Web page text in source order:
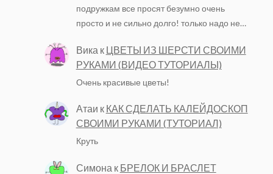
подружкам все просят безумно очень
просто и не сильно долго! только надо не…
Вика к ЦВЕТЫ ИЗ ШЕРСТИ СВОИМИ
РУКАМИ (ВИДЕО ТУТОРИАЛЫ)
Очень красивые цветы!
Атаи к КАК СДЕЛАТЬ КАЛЕЙДОСКОП
СВОИМИ РУКАМИ (ТУТОРИАЛ)
Круть
Симона к БРЕЛОК И БРАСЛЕТ